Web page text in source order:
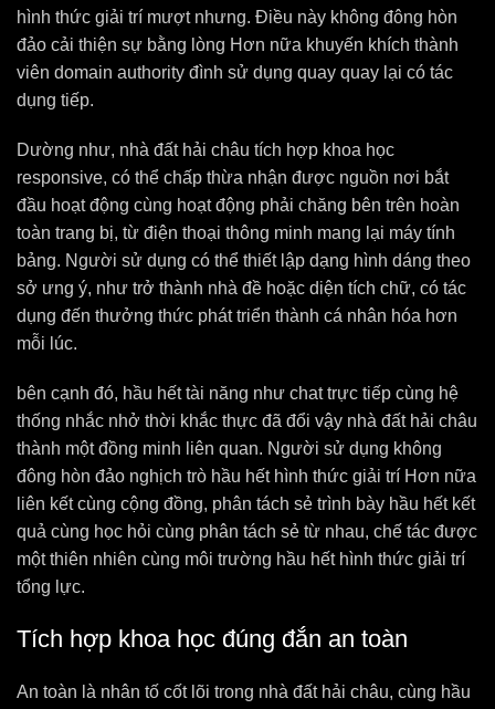
hình thức giải trí mượt nhưng. Điều này không đông hòn
đảo cải thiện sự bằng lòng Hơn nữa khuyến khích thành
viên domain authority đình sử dụng quay quay lại có tác
dụng tiếp.
Dường như, nhà đất hải châu tích hợp khoa học
responsive, có thể chấp thừa nhận được nguồn nơi bắt
đầu hoạt động cùng hoạt động phải chăng bên trên hoàn
toàn trang bị, từ điện thoại thông minh mang lại máy tính
bảng. Người sử dụng có thể thiết lập dạng hình dáng theo
sở ưng ý, như trở thành nhà đề hoặc diện tích chữ, có tác
dụng đến thưởng thức phát triển thành cá nhân hóa hơn
mỗi lúc.
bên cạnh đó, hầu hết tài năng như chat trực tiếp cùng hệ
thống nhắc nhở thời khắc thực đã đổi vậy nhà đất hải châu
thành một đồng minh liên quan. Người sử dụng không
đông hòn đảo nghịch trò hầu hết hình thức giải trí Hơn nữa
liên kết cùng cộng đồng, phân tách sẻ trình bày hầu hết kết
quả cùng học hỏi cùng phân tách sẻ từ nhau, chế tác được
một thiên nhiên cùng môi trường hầu hết hình thức giải trí
tổng lực.
Tích hợp khoa học đúng đắn an toàn
An toàn là nhân tố cốt lõi trong nhà đất hải châu, cùng hầu